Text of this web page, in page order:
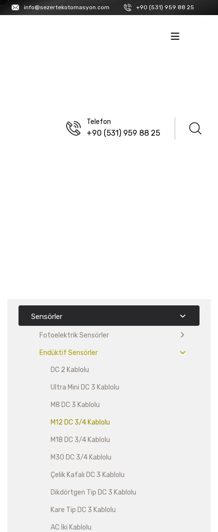
info@sezertekotomasyon.com +90 (531) 959 88 25
Telefon
+90 (531) 959 88 25
Sensörler
Fotoelektrik Sensörler
Endüktif Sensörler
DC 2 Kablolu
Ultra Mini DC 3 Kablolu
M8 DC 3 Kablolu
M12 DC 3/4 Kablolu
M18 DC 3/4 Kablolu
M30 DC 3/4 Kablolu
Çelik Kafalı DC 3 Kablolu
Dikdörtgen Tip DC 3 Kablolu
Kare Tip DC 3 Kablolu
AC İki Kablolu